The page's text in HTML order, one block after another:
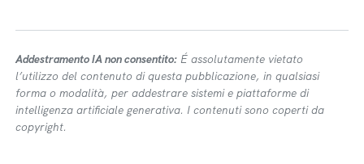
Addestramento IA non consentito: É assolutamente vietato
l’utilizzo del contenuto di questa pubblicazione, in qualsiasi
forma o modalità, per addestrare sistemi e piattaforme di
intelligenza artificiale generativa. I contenuti sono coperti da
copyright.